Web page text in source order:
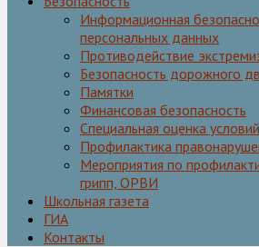
Информационная
персональных данных
Противодействие
Безопасность дорожного
Памятки
Финансовая безопасность
Специальная оценка
Профилактика
Мероприятия по
грипп, ОРВИ
Школьная газета
ГИА
Контакты